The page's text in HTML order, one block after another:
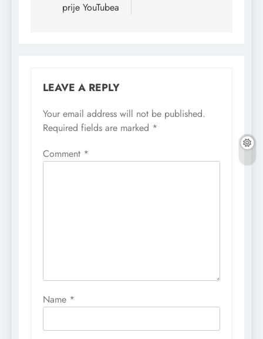
prije YouTubea
LEAVE A REPLY
Your email address will not be published.
Required fields are marked *
Comment *
Name *